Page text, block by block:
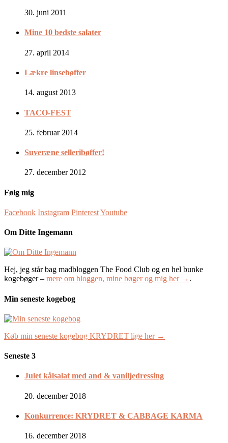
30. juni 2011
Mine 10 bedste salater
27. april 2014
Lækre linsebøffer
14. august 2013
TACO-FEST
25. februar 2014
Suveræne selleribøffer!
27. december 2012
Følg mig
Facebook Instagram PinterestYoutube
Om Ditte Ingemann
Hej, jeg står bag madbloggen The Food Club og en hel bunke
kogebøger – mere om bloggen, mine bøger og mig her → .
Min seneste kogebog
Køb min seneste kogebog KRYDRET lige her →
Seneste 3
Julet kålsalat med and & vaniljedressing
20. december 2018
Konkurrence: KRYDRET & CABBAGE KARMA
16. december 2018